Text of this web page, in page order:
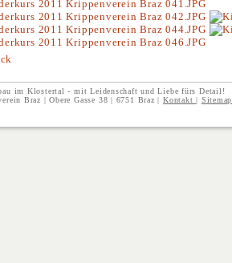
im Klostertal - mit Leidenschaft und Liebe fürs Detail!
Braz | Obere Gasse 38 | 6751 Braz | Kontakt| Sitemap